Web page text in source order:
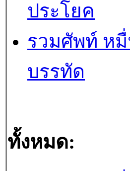
ประโยค
รวมศัพท์ ห
บรรทัด
ทั้งหมด: